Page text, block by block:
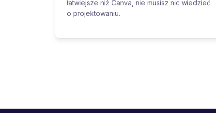
łatwiejsze niż Canva, nie musisz nic wiedzieć
o projektowaniu.